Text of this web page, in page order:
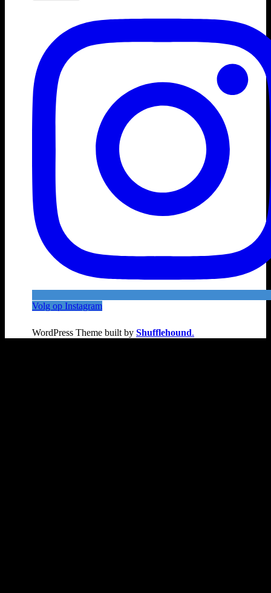
Volg op Instagram
WordPress Theme built by Shufflehound.